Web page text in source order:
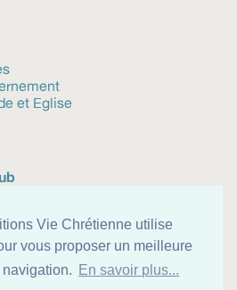
Vie Chrétienne utilise
vous proposer un meilleure
En savoir plus...
et Eglise